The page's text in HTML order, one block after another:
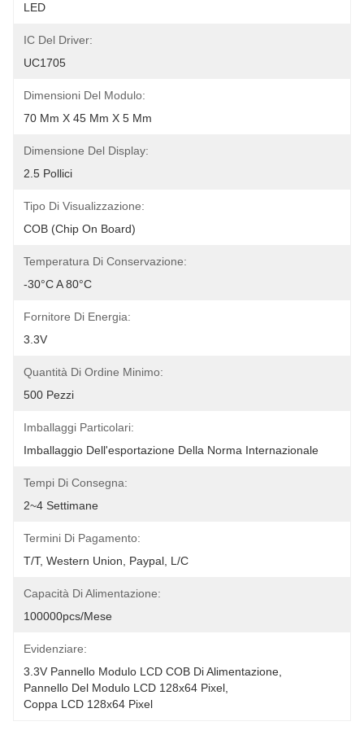
LED
IC Del Driver:
UC1705
Dimensioni Del Modulo:
70 Mm X 45 Mm X 5 Mm
Dimensione Del Display:
2.5 Pollici
Tipo Di Visualizzazione:
COB (Chip On Board)
Temperatura Di Conservazione:
-30°C A 80°C
Fornitore Di Energia:
3.3V
Quantità Di Ordine Minimo:
500 Pezzi
Imballaggi Particolari:
Imballaggio Dell'esportazione Della Norma Internazionale
Tempi Di Consegna:
2~4 Settimane
Termini Di Pagamento:
T/T, Western Union, Paypal, L/C
Capacità Di Alimentazione:
100000pcs/mese
Evidenziare:
3.3V Pannello Modulo LCD COB Di Alimentazione
Pannello Del Modulo LCD 128x64 Pixel
Coppa LCD 128x64 Pixel